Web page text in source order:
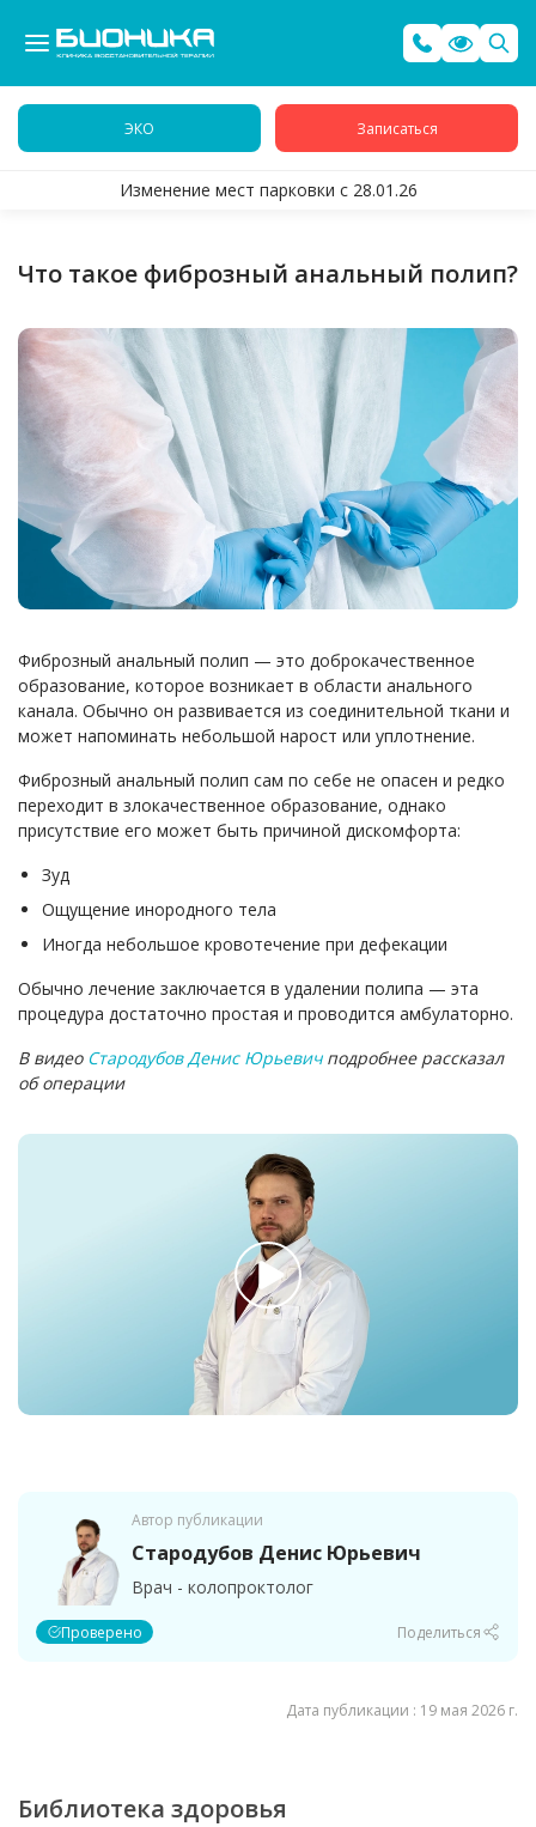
ЭКО Записаться
Изменение мест парковки с 28.01.26
Что такое фиброзный анальный полип?
Фиброзный анальный полип — это доброкачественное
образование, которое возникает в области анального
канала. Обычно он развивается из соединительной ткани и
может напоминать небольшой нарост или уплотнение.
Фиброзный анальный полип сам по себе не опасен и редко
переходит в злокачественное образование, однако
присутствие его может быть причиной дискомфорта:
Зуд
Ощущение инородного тела
Иногда небольшое кровотечение при дефекации
Обычно лечение заключается в удалении полипа — эта
процедура достаточно простая и проводится амбулаторно.
В видео Стародубов Денис Юрьевичподробнее рассказал
об операции
Автор публикации
Стародубов Денис Юрьевич
Врач - колопроктолог
Проверено Поделиться
Дата публикации : 19 мая 2026 г.
Библиотека здоровья